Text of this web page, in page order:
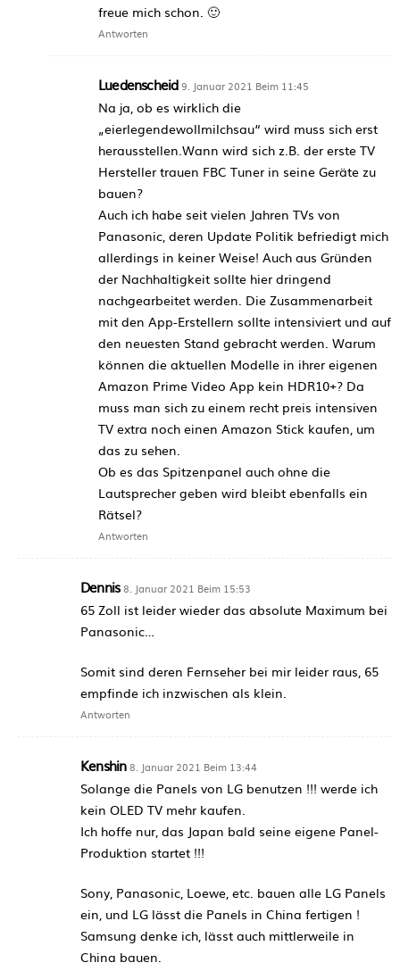
freue mich schon. 🙂
Antworten
Luedenscheid 9. Januar 2021 Beim 11:45
Na ja, ob es wirklich die
„eierlegendewollmilchsau“ wird muss sich erst
herausstellen.Wann wird sich z.B. der erste TV
Hersteller trauen FBC Tuner in seine Geräte zu
bauen?
Auch ich habe seit vielen Jahren TVs von
Panasonic, deren Update Politik befriedigt mich
allerdings in keiner Weise! Auch aus Gründen
der Nachhaltigkeit sollte hier dringend
nachgearbeitet werden. Die Zusammenarbeit
mit den App-Erstellern sollte intensiviert und auf
den neuesten Stand gebracht werden. Warum
können die aktuellen Modelle in ihrer eigenen
Amazon Prime Video App kein HDR10+? Da
muss man sich zu einem recht preis intensiven
TV extra noch einen Amazon Stick kaufen, um
das zu sehen.
Ob es das Spitzenpanel auch ohne die
Lautsprecher geben wird bleibt ebenfalls ein
Rätsel?
Antworten
Dennis 8. Januar 2021 Beim 15:53
65 Zoll ist leider wieder das absolute Maximum bei
Panasonic…
Somit sind deren Fernseher bei mir leider raus, 65
empfinde ich inzwischen als klein.
Antworten
Kenshin 8. Januar 2021 Beim 13:44
Solange die Panels von LG benutzen !!! werde ich
kein OLED TV mehr kaufen.
Ich hoffe nur, das Japan bald seine eigene Panel-
Produktion startet !!!
Sony, Panasonic, Loewe, etc. bauen alle LG Panels
ein, und LG lässt die Panels in China fertigen !
Samsung denke ich, lässt auch mittlerweile in
China bauen.